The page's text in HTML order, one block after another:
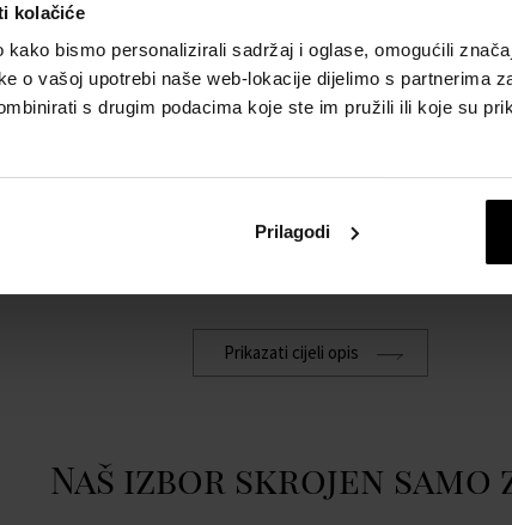
kolačiće
kako bismo personalizirali sadržaj i oglase, omogućili
o vašoj upotrebi naše web-lokacije dijelimo s partnerima
s drugim podacima koje ste im pružili ili koje su
Prilagodi
s
POJEDINOSTI
Spol: žene
Sastavnica mirisa - srce: tuberoza, jasmin
Prikazati cijeli opis
Naš izbor skrojen samo